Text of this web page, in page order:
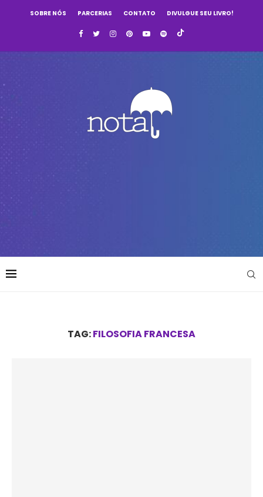
SOBRE NÓS PARCERIAS CONTATO DIVULGUE SEU LIVRO!
TAG:FILOSOFIA FRANCESA